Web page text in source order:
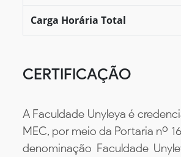
Carga Horária Total
CERTIFICAÇÃO
A Faculdade Unyleya é
MEC, por meio da Portaria nº
denominação Faculdade